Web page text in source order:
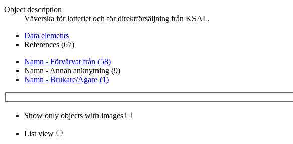
Object description
Väverska för lotteriet och för direktförsäljning från KSAL.
Data elements
References (67)
Namn - Förvärvat från (58)
Namn - Annan anknytning (9)
Namn - Brukare/Ägare (1)
Show only objects with images
List view